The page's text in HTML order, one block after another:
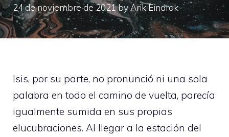
24 de noviembre de 2021byArik Eindrok
Isis, por su parte, no pronunció ni una sola
palabra en todo el camino de vuelta, parecía
igualmente sumida en sus propias
elucubraciones. Al llegar a la estación del